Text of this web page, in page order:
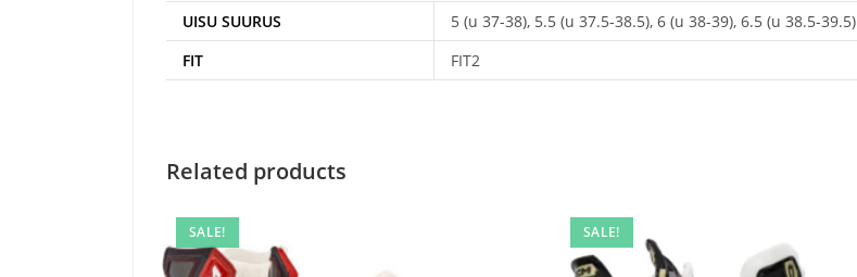
UISU SUURUS
5 (u 37-38), 5.5 (u 37.5-38.5), 6 (u 38-39), 6.5 (u 38.5-39.5)
FIT
FIT2
Related products
SALE! SALE!